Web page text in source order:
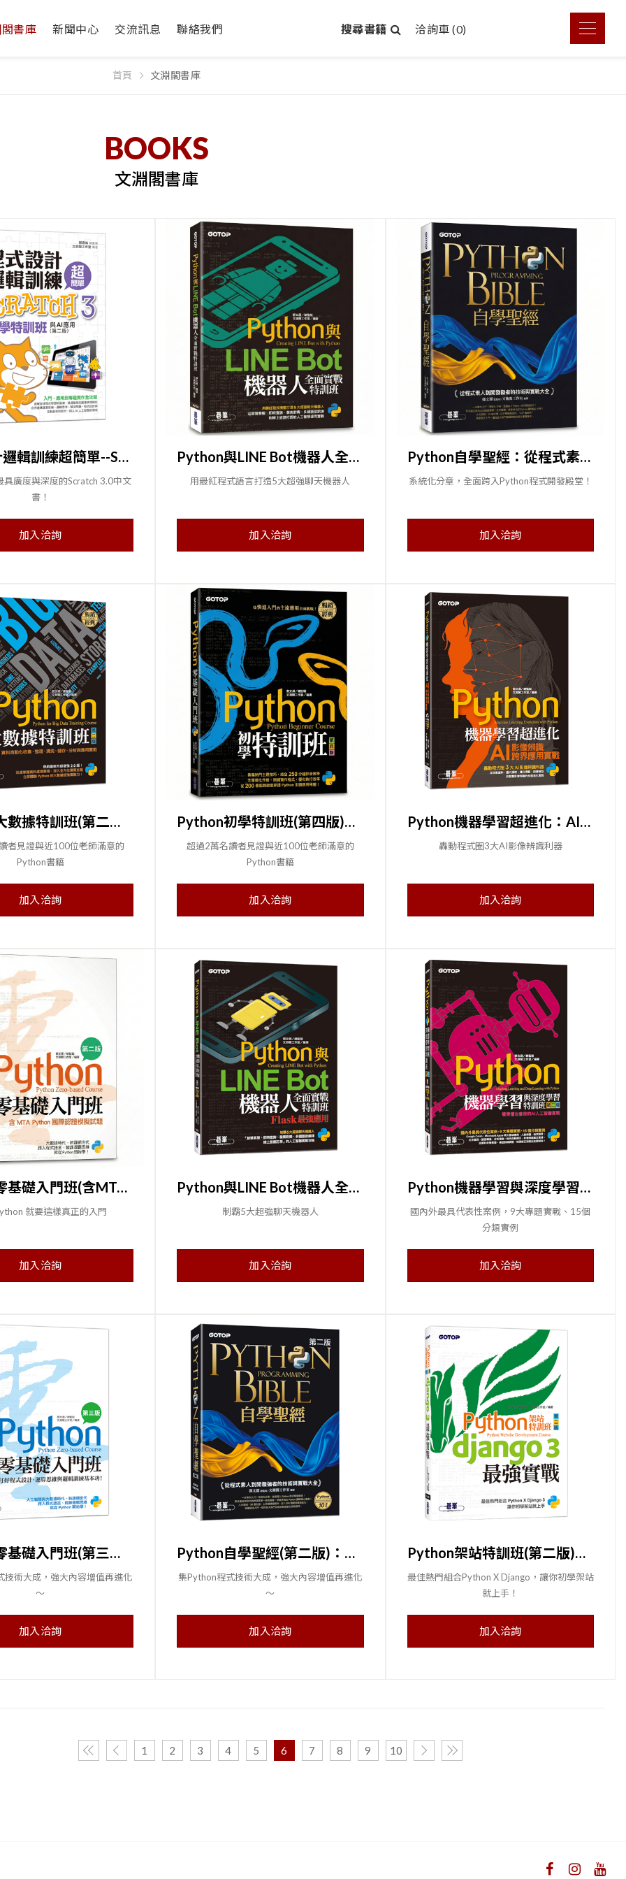
書庫 新聞中心 交流訊息 聯絡我們 搜尋書籍 洽詢車 (0)
首頁 文淵閣書庫
BOOKS
文淵閣書庫
程式設計邏輯訓練超簡單--Scratch 3初學特訓班與AI應用(第二版)(附影音教學/範例檔)
具廣度與深度的Scratch 3.0中文
書！
加入洽詢
Python與LINE Bot機器人全面實戰特訓班（附203分鐘影音教學／範例程式）
用最紅程式語言打造5大超強聊天機器人
加入洽詢
Python自學聖經：從程式素人到開發強者的技術與實戰大全！
系統化分章，全面跨入Python程式開發殿堂！
加入洽詢
Python大數據特訓班(第二版)：資料自動化收集、整理、清洗、儲存、分析與應用實戰
者見證與近100位老師滿意的
Python書籍
加入洽詢
Python初學特訓班(第四版)：從快速入門到主流應用全面實戰(附250分鐘影音教學/範例程式)
超過2萬名讀者見證與近100位老師滿意的
Python書籍
加入洽詢
Python機器學習超進化：AI影像辨識跨界應用實戰(附100分鐘影像處理入門影音教學/範例程式)
轟動程式圈3大AI影像辨識利器
加入洽詢
Python零基礎入門班(含MTA Python國際認證模擬試題)(第二版)
就要這樣真正的入門
加入洽詢
Python與LINE Bot機器人全面實戰特訓班--Flask最強應用(附210分鐘影音教學/範例程式)
制霸5大超強聊天機器人
加入洽詢
Python機器學習與深度學習特訓班(第二版)：看得懂也會做的AI人工智慧實戰(附120分鐘影音教學/範例程式)
國內外最具代表性案例，9大專題實戰、15個
分類實例
加入洽詢
Python零基礎入門班(第三版)：一次打好程式設計、運算思維與邏輯訓練基本功
技術大成，強大內容增值再進化
～
加入洽詢
Python自學聖經(第二版)：從程式素人到開發強者的技術與實戰大全(附影音/範例程式)
集Python程式技術大成，強大內容增值再進化
～
加入洽詢
Python架站特訓班(第二版)：Django 3最強實戰(附影音/範例)
最佳熱門組合Python X Django，讓你初學架站
就上手！
加入洽詢
1 2 3 4 5 6 7 8 9 10